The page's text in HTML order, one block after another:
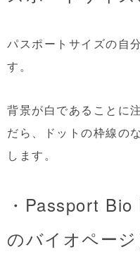
パスポートサイズの自
す。
背景が白であることに
だら、ドットの枠線の
します。
・Passport Bio
のバイオページ